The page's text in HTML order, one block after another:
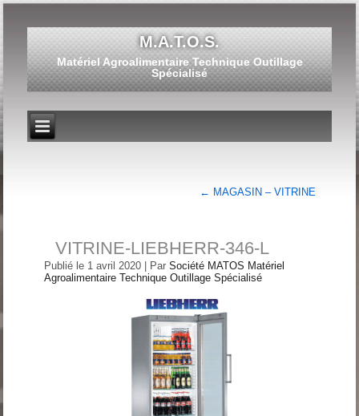
M.A.T.O.S.
Matériel Agroalimentaire Technique Outillage
Spécialisé
← MAGASIN – VITRINE
VITRINE-LIEBHERR-346-L
Publié le 1 avril 2020 Par Société MATOS Matériel
Agroalimentaire Technique Outillage Spécialisé